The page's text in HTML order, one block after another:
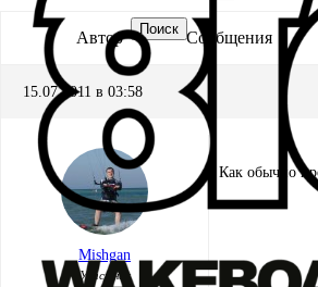
Поиск
Автор Сообщения
15.07.2011 в 03:58
Mishgan
Участник
Как обычно